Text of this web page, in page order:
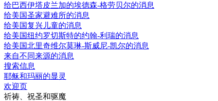
给巴西伊塔皮兰加的埃德森-格劳贝尔的消息
给美国圣家避难所的消息
给美国复兴儿童的消息
给美国纽约罗切斯特的约翰-利瑞的消息
给美国北里奇维尔莫琳-斯威尼-凯尔的消息
来自不同来源的消息
搜索信息
耶稣和玛丽的显灵
欢迎页
祈祷、祝圣和驱魔